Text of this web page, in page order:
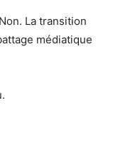
La transition
médiatique